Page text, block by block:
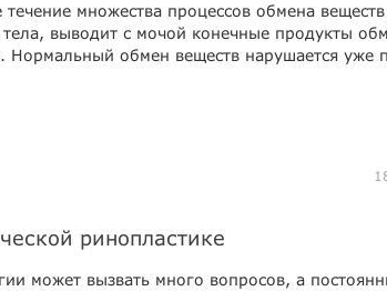
течение множества процессов обмена
выводит с мочой конечные продукты
Нормальный обмен веществ нарушается уже
ринопластике
может вызвать много вопросов, а